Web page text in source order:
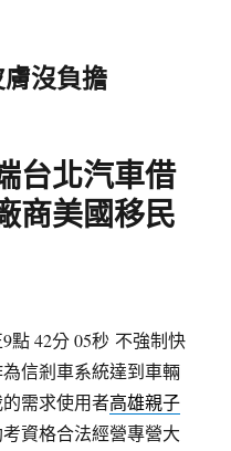
沒負擔
台北汽車借
商美國移民
點 42分 05秒 不強制快
信剎車系統達到車輛
需求使用者高雄親子
資格合法經營專營大